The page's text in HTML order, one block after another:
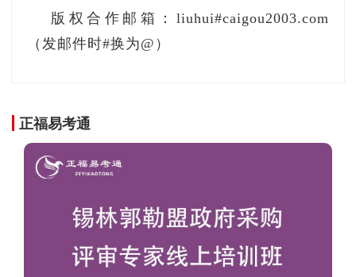
层高不仅适配大多数办公楼有效层高，更为直播
用户提供了更大的活动空间，站着播也不会觉得
度为用户提供一个舒服的直播环境，获得良好的
直播体验。
版权合作邮箱：liuhui#caigou2003.com
（发邮件时#换为@）
正福易考通